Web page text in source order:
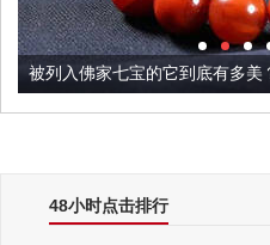
被列入佛家七宝的它到底有多美
48小时点击排行